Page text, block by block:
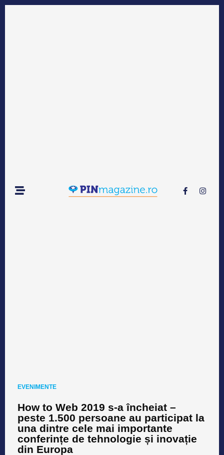
EVENIMENTE
How to Web 2019 s-a încheiat –
peste 1.500 persoane au participat la
una dintre cele mai importante
conferințe de tehnologie și inovație
din Europa